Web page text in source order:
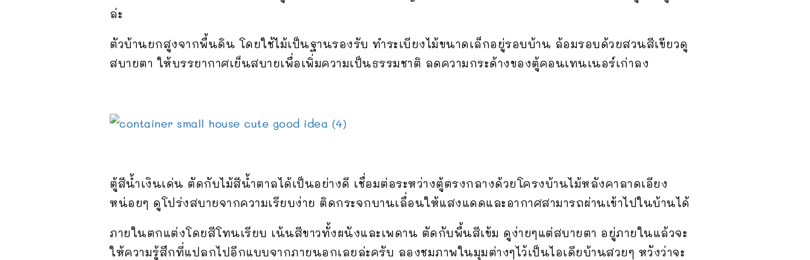
ล่ะ
ตัวบ้านยกสูงจากพื้นดิน โดยใช้ไม้เป็นฐานรองรับ ทำระเบียงไม้ขนาดเล็กอยู่รอบบ้าน ล้อมรอบด้วยสวนสีเขียวดู
สบายตา ให้บรรยากาศเย็นสบายเพื่อเพิ่มความเป็นธรรมชาติ ลดความกระด้างของตู้คอนเทนเนอร์เก่าลง
ตู้สีน้ำเงินเด่น ตัดกับไม้สีน้ำตาลได้เป็นอย่างดี เชื่อมต่อระหว่างตู้ตรงกลางด้วยโครงบ้านไม้หลังคาลาดเอียง
หน่อยๆ ดูโปร่งสบายจากความเรียบง่าย ติดกระจกบานเลื่อนให้แสงแดดและอากาศสามารถผ่านเข้าไปในบ้านได้
ภายในตกแต่งโดยสีโทนเรียบ เน้นสีขาวทั้งผนังและเพดาน ตัดกับพื้นสีเข้ม ดูง่ายๆแต่สบายตา อยู่ภายในแล้วจะ
ให้ความรู้สึกที่แปลกไปอีกแบบจากภายนอกเลยล่ะครับ ลองชมภาพในมุมต่างๆไว้เป็นไอเดียบ้านสวยๆ หวังว่าจะ